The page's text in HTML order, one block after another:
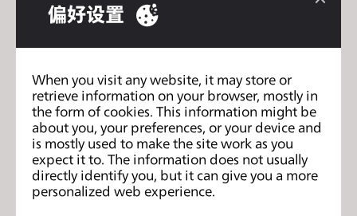
2023年5月2日
偏好设置
When you visit any website, it may store or
retrieve information on your browser, mostly in
the form of cookies. This information might be
about you, your preferences, or your device and
is mostly used to make the site work as you
expect it to. The information does not usually
directly identify you, but it can give you a more
personalized web experience.